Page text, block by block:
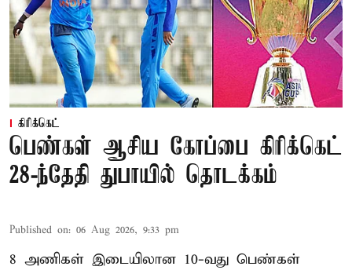
கிரிக்கெட்
பெண்கள் ஆசிய கோப்பை கிரிக்கெட்
28-ந்தேதி துபாயில் தொடக்கம்
Published on: 06 Aug 2026, 9:33 pm
8 அணிகள் இடையிலான 10-வது பெண்கள்